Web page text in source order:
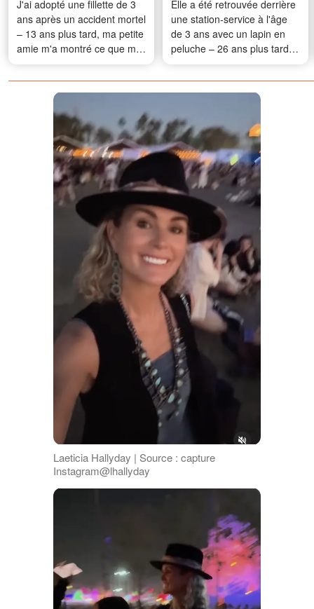
J'ai adopté une fillette de 3
ans après un accident mortel
– 13 ans plus tard, ma petite
amie m'a montré ce que ma
fille « cachait »
Elle a été retrouvée derrière
une station-service à l'âge
de 3 ans avec un lapin en
peluche – 26 ans plus tard,
une vidéo TikTok a tout
changé.
Laeticia Hallyday | Source : capture
Instagram@lhallyday